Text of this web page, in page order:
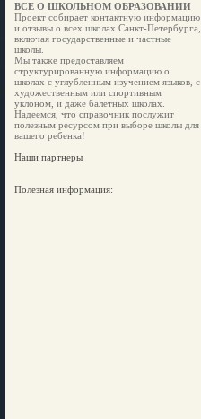
ВСЕ О ШКОЛЬНОМ ОБРАЗОВАНИИ
Проект собирает контактную информацию
и отзывы о всех школах Санкт-Петербурга,
включая государственные и частные
школы.
Мы также предоставляем
структурированную информацию о
школах с углубленным изучением языков, с
художественным или спортивным
уклоном, и даже балетных школах.
Надеемся, что справочник послужит
полезным ресурсом при выборе школы для
вашего ребенка!
Наши партнеры
Полезная информация: